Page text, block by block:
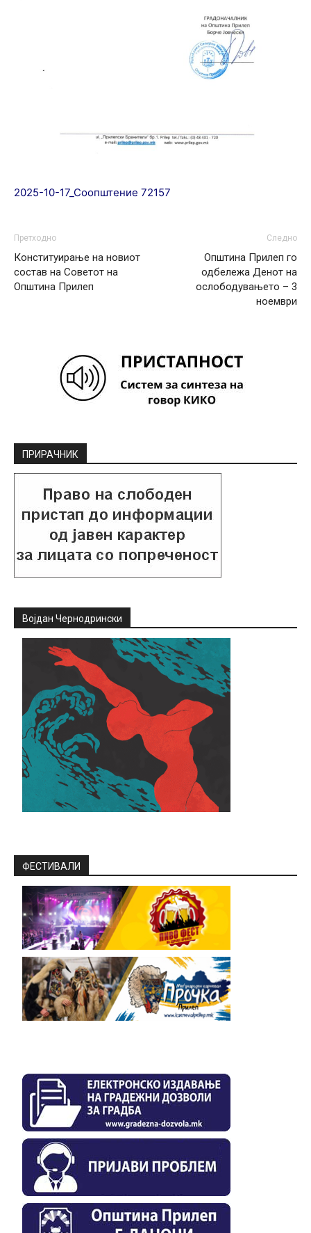
2025-10-17_Соопштение 72157
Претходно
Конституирање на новиот
состав на Советот на
Општина Прилеп
Следно
Општина Прилеп го
одбележа Денот на
ослободувањето – 3
ноември
ПРИРАЧНИК
Војдан Чернодрински
ФЕСТИВАЛИ